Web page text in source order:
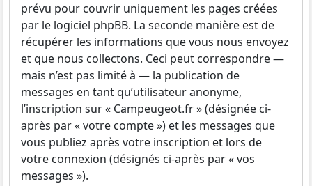
prévu pour couvrir uniquement les pages créées
par le logiciel phpBB. La seconde manière est de
récupérer les informations que vous nous envoyez
et que nous collectons. Ceci peut correspondre —
mais n’est pas limité à — la publication de
messages en tant qu’utilisateur anonyme,
l’inscription sur « Campeugeot.fr » (désignée ci-
après par « votre compte ») et les messages que
vous publiez après votre inscription et lors de
votre connexion (désignés ci-après par « vos
messages »).